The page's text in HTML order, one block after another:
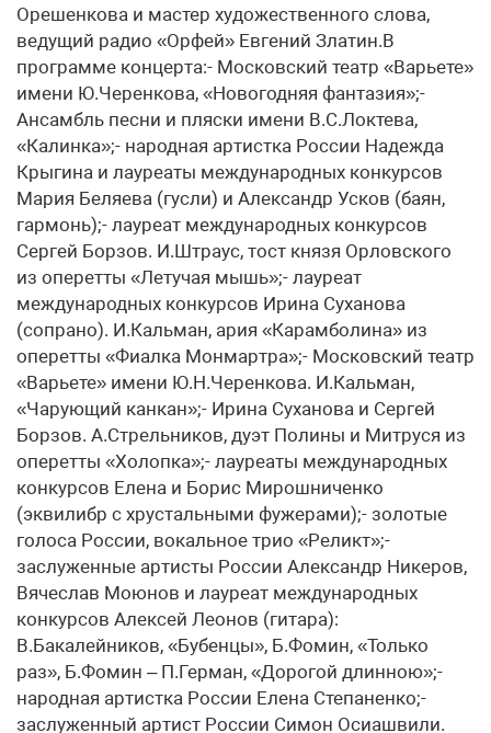
Орешенкова и мастер художественного слова,
ведущий радио «Орфей» Евгений Златин.В
программе концерта:- Московский театр «Варьете»
имени Ю.Черенкова, «Новогодняя фантазия»;-
Ансамбль песни и пляски имени В.С.Локтева,
«Калинка»;- народная артистка России Надежда
Крыгина и лауреаты международных конкурсов
Мария Беляева (гусли) и Александр Усков (баян,
гармонь);- лауреат международных конкурсов
Сергей Борзов. И.Штраус, тост князя Орловского
из оперетты «Летучая мышь»;- лауреат
международных конкурсов Ирина Суханова
(сопрано). И.Кальман, ария «Карамболина» из
оперетты «Фиалка Монмартра»;- Московский театр
«Варьете» имени Ю.Н.Черенкова. И.Кальман,
«Чарующий канкан»;- Ирина Суханова и Сергей
Борзов. А.Стрельников, дуэт Полины и Митруся из
оперетты «Холопка»;- лауреаты международных
конкурсов Елена и Борис Мирошниченко
(эквилибр с хрустальными фужерами);- золотые
голоса России, вокальное трио «Реликт»;-
заслуженные артисты России Александр Никеров,
Вячеслав Моюнов и лауреат международных
конкурсов Алексей Леонов (гитара):
В.Бакалейников, «Бубенцы», Б.Фомин, «Только
раз», Б.Фомин – П.Герман, «Дорогой длинною»;-
народная артистка России Елена Степаненко;-
заслуженный артист России Симон Осиашвили.